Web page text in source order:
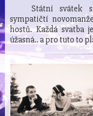
Státní svátek
sympatičtí
hostů. Každá svatba
úžasná.. a pro tuto to